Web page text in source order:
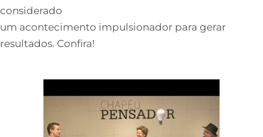
considerado
um acontecimento impulsionador para gerar
resultados. Confira!